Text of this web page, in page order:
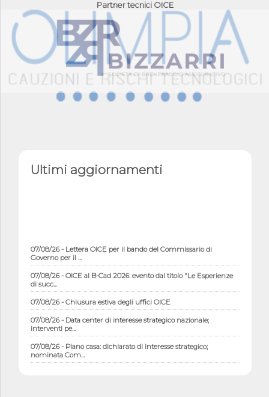
Partner tecnici OICE
Ultimi aggiornamenti
07/08/26 - Lettera OICE per il bando del Commissario di
Governo per il ...
07/08/26 - OICE al B-Cad 2026: evento dal titolo "Le Esperienze
di succ...
07/08/26 - Chiusura estiva degli uffici OICE
07/08/26 - Data center di interesse strategico nazionale;
interventi pe...
07/08/26 - Piano casa: dichiarato di interesse strategico;
nominata Com...